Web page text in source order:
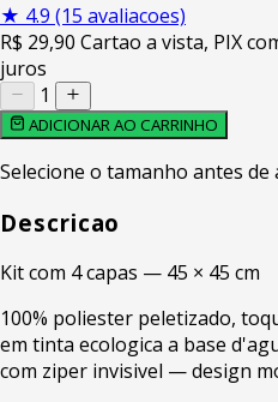
★ 4.9 (15 avaliacoes)
R$ 29,90 Cartao a vista, PIX
juros
1
ADICIONAR AO CARRINHO
Selecione o tamanho antes de
Descricao
Kit com 4 capas — 45 × 45 cm
100% poliester peletizado,
em tinta ecologica a base
com ziper invisivel — design